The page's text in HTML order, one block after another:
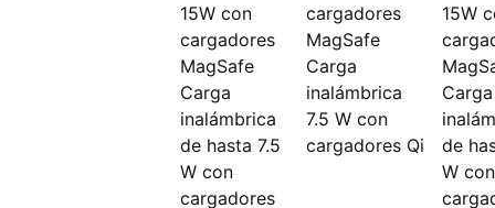
15W con
cargadores
MagSafe
Carga
inalámbrica
de hasta 7.5
W con
cargadores
cargadores
MagSafe
Carga
inalámbrica
7.5 W con
cargadores Qi
15W
Carga
de
W con